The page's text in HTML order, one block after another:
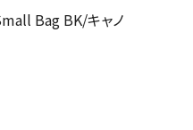
Bag BK/キャノ